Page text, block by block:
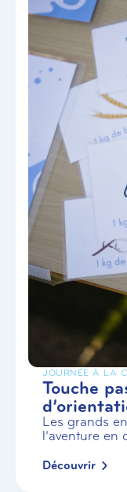
JOURNÉE À LA
Touche
Les grands
l’aventure en
Découvrir